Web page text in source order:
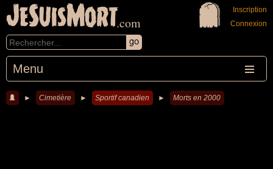
JeSuisMort.com
Menu
Inscription
Connexion
► Cimetière ► Sportif canadien ► Morts en 2000